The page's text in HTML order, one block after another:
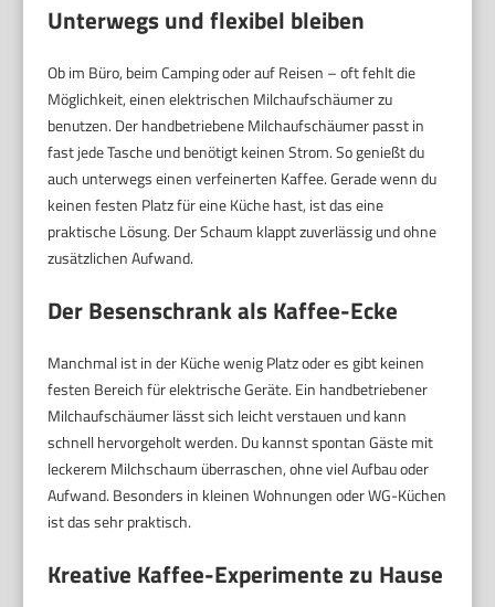
Unterwegs und flexibel bleiben
Ob im Büro, beim Camping oder auf Reisen – oft fehlt die
Möglichkeit, einen elektrischen Milchaufschäumer zu
benutzen. Der handbetriebene Milchaufschäumer passt in
fast jede Tasche und benötigt keinen Strom. So genießt du
auch unterwegs einen verfeinerten Kaffee. Gerade wenn du
keinen festen Platz für eine Küche hast, ist das eine
praktische Lösung. Der Schaum klappt zuverlässig und ohne
zusätzlichen Aufwand.
Der Besenschrank als Kaffee-Ecke
Manchmal ist in der Küche wenig Platz oder es gibt keinen
festen Bereich für elektrische Geräte. Ein handbetriebener
Milchaufschäumer lässt sich leicht verstauen und kann
schnell hervorgeholt werden. Du kannst spontan Gäste mit
leckerem Milchschaum überraschen, ohne viel Aufbau oder
Aufwand. Besonders in kleinen Wohnungen oder WG-Küchen
ist das sehr praktisch.
Kreative Kaffee-Experimente zu Hause